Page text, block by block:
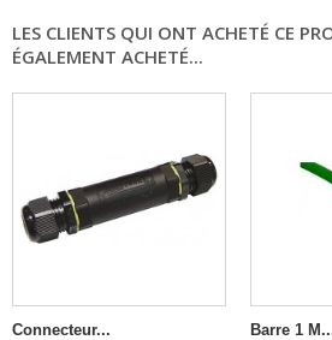
LES CLIENTS QUI ONT ACHETÉ CE
ÉGALEMENT ACHETÉ...
Connecteur...
Barre 1